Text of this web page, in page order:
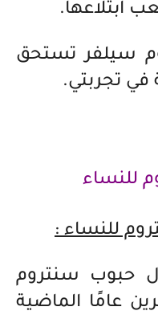
ابتلاعها.
سيلفر تستحق
في تجربتي.
للنساء
للنساء :
حبوب سنتروم
عامًا الماضية